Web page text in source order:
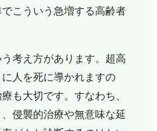
こういう急増する高齢者
考え方があります。超高
人を死に導かれますの
も大切です。すなわち、
侵襲的治療や無意味な延